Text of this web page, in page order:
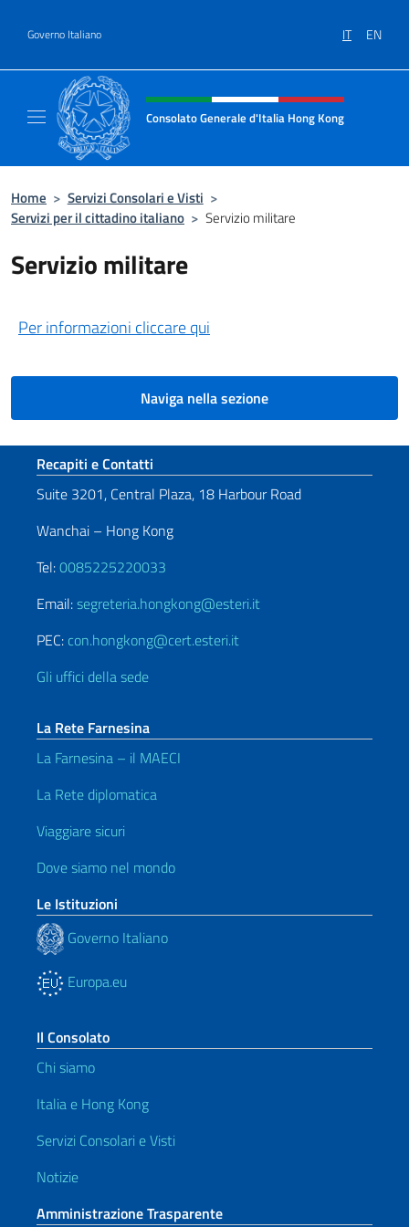
Governo Italiano IT EN
Intestazione sito, social e menù
Consolato Generale d'Italia Hong Kong
Home > Servizi Consolari e Visti >
Servizi per il cittadino italiano > Servizio militare
Servizio militare
Per informazioni cliccare qui
Naviga nella sezione
Sezione footer
Recapiti e Contatti
Suite 3201, Central Plaza, 18 Harbour Road
Wanchai – Hong Kong
Tel:0085225220033
Email:segreteria.hongkong@esteri.it
PEC: con.hongkong@cert.esteri.it
Gli uffici della sede
La Rete Farnesina
La Farnesina – il MAECI
La Rete diplomatica
Viaggiare sicuri
Dove siamo nel mondo
Le Istituzioni
Governo Italiano
Europa.eu
Il Consolato
Chi siamo
Italia e Hong Kong
Servizi Consolari e Visti
Notizie
Amministrazione Trasparente